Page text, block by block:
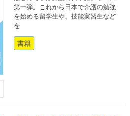
第一弾。これから日本で介護の勉強
を始める留学生や、技能実習生など
を
書籍